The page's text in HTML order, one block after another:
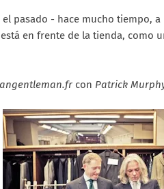
el pasado - hace mucho tiempo,
en frente de la tienda, como
con Patrick